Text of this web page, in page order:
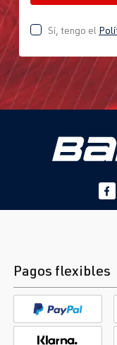
Sí, tengo el
Pagos flexibles